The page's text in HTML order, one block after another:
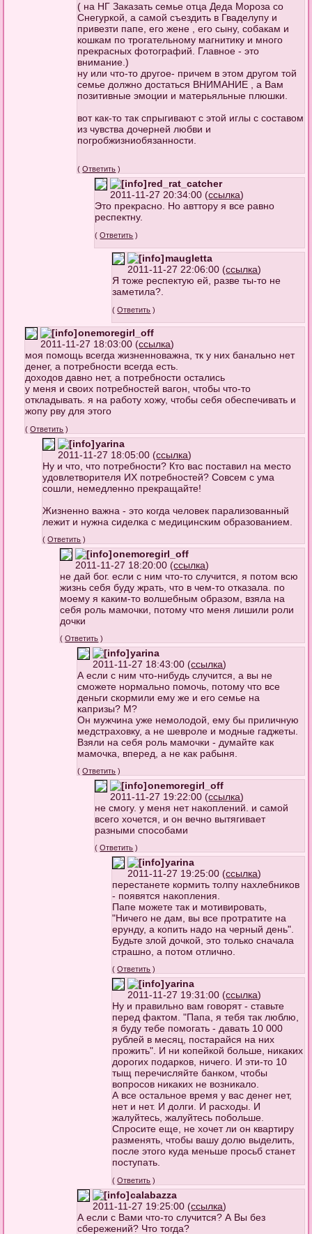
( на НГ Заказать семье отца Деда Мороза со
Снегуркой, а самой съездить в Гваделупу и
привезти папе, его жене , его сыну, собакам и
кошкам по трогательному магнитику и много
прекрасных фотографий. Главное - это
внимание.)
ну или что-то другое- причем в этом другом той
семье должно достаться ВНИМАНИЕ , а Вам
позитивные эмоции и матерьяльные плюшки.
вот как-то так спрыгивают с этой иглы с составом
из чувства дочерней любви и
погробжизниобязанности.
(Ответить )
red_rat_catcher
2011-11-27 20:34:00 (ссылка)
Это прекрасно. Но авттору я все равно
респектну.
(Ответить )
maugletta
2011-11-27 22:06:00 (ссылка)
Я тоже респектую ей, разве ты-то не
заметила?.
(Ответить )
onemoregirl_off
2011-11-27 18:03:00 (ссылка)
моя помощь всегда жизненноважна, тк у них банально нет
денег, а потребности всегда есть.
доходов давно нет, а потребности остались
у меня и своих потребностей вагон, чтобы что-то
откладывать. я на работу хожу, чтобы себя обеспечивать и
жопу рву для этого
(Ответить )
yarina
2011-11-27 18:05:00 (ссылка)
Ну и что, что потребности? Кто вас поставил на место
удовлетворителя ИХ потребностей? Совсем с ума
сошли, немедленно прекращайте!
Жизненно важна - это когда человек парализованный
лежит и нужна сиделка с медицинским образованием.
(Ответить )
onemoregirl_off
2011-11-27 18:20:00 (ссылка)
не дай бог. если с ним что-то случится, я потом всю
жизнь себя буду жрать, что в чем-то отказала. по
моему я каким-то волшебным образом, взяла на
себя роль мамочки, потому что меня лишили роли
дочки
(Ответить )
yarina
2011-11-27 18:43:00 (ссылка)
А если с ним что-нибудь случится, а вы не
сможете нормально помочь, потому что все
деньги скормили ему же и его семье на
капризы? М?
Он мужчина уже немолодой, ему бы приличную
медстраховку, а не шевроле и модные гаджеты.
Взяли на себя роль мамочки - думайте как
мамочка, вперед, а не как рабыня.
(Ответить )
onemoregirl_off
2011-11-27 19:22:00 (ссылка)
не смогу. у меня нет накоплений. и самой
всего хочется, и он вечно вытягивает
разными способами
(Ответить )
yarina
2011-11-27 19:25:00 (ссылка)
перестанете кормить толпу нахлебников
- появятся накопления.
Папе можете так и мотивировать,
"Ничего не дам, вы все протратите на
ерунду, а копить надо на черный день".
Будьте злой дочкой, это только сначала
страшно, а потом отлично.
(Ответить )
yarina
2011-11-27 19:31:00 (ссылка)
Ну и правильно вам говорят - ставьте
перед фактом. "Папа, я тебя так люблю,
я буду тебе помогать - давать 10 000
рублей в месяц, постарайся на них
прожить". И ни копейкой больше, никаких
дорогих подарков, ничего. И эти-то 10
тыщ перечисляйте банком, чтобы
вопросов никаких не возникало.
А все остальное время у вас денег нет,
нет и нет. И долги. И расходы. И
жалуйтесь, жалуйтесь побольше.
Спросите еще, не хочет ли он квартиру
разменять, чтобы вашу долю выделить,
после этого куда меньше просьб станет
поступать.
(Ответить )
calabazza
2011-11-27 19:25:00 (ссылка)
А если с Вами что-то случится? А Вы без
сбережений? Что тогда?